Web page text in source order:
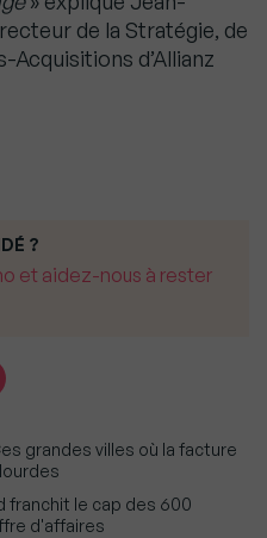
de la Stratégie, de
Acquisitions d’Allianz
?
et aidez-nous à rester
grandes villes où la facture
franchit le cap des 600
d'affaires